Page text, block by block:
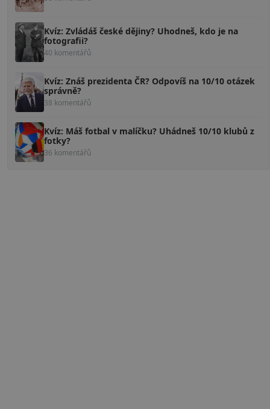
Kvíz: Zvládáš české dějiny? Uhodneš, kdo je na
fotografii?
40 komentářů
Kvíz: Znáš prezidenta ČR? Odpovíš na 10/10 otázek
správně?
38 komentářů
Kvíz: Máš fotbal v malíčku? Uhádneš 10/10 klubů z
fotky?
36 komentářů